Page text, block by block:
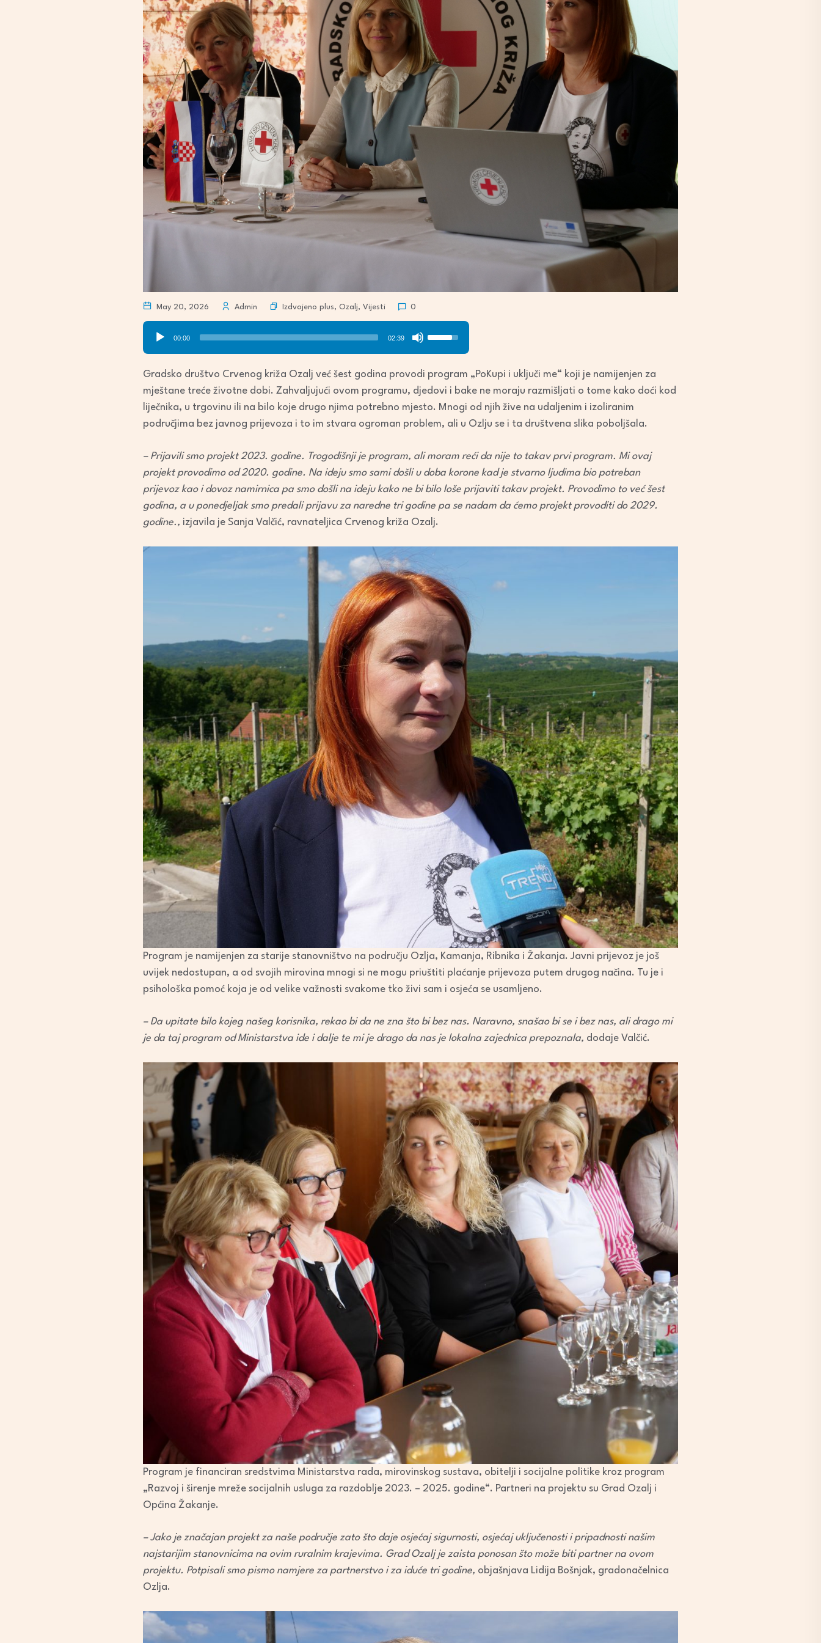
May 20, 2026 Admin Izdvojeno plus, Ozalj, Vijesti 0
Audio
Player
00:00 02:39
Use
Up/Down
keys
increase
volume.
Gradsko društvo Crvenog križa Ozalj već šest godina provodi program „PoKupi i uključi me“ koji je namijenjen za
mještane treće životne dobi. Zahvaljujući ovom programu, djedovi i bake ne moraju razmišljati o tome kako doći kod
liječnika, u trgovinu ili na bilo koje drugo njima potrebno mjesto. Mnogi od njih žive na udaljenim i izoliranim
područjima bez javnog prijevoza i to im stvara ogroman problem, ali u Ozlju se i ta društvena slika poboljšala.
– Prijavili smo projekt 2023. godine. Trogodišnji je program, ali moram reći da nije to takav prvi program. Mi ovaj
projekt provodimo od 2020. godine. Na ideju smo sami došli u doba korone kad je stvarno ljudima bio potreban
prijevoz kao i dovoz namirnica pa smo došli na ideju kako ne bi bilo loše prijaviti takav projekt. Provodimo to već šest
godina, a u ponedjeljak smo predali prijavu za naredne tri godine pa se nadam da ćemo projekt provoditi do 2029.
godine., izjavila je Sanja Valčić, ravnateljica Crvenog križa Ozalj.
Program je namijenjen za starije stanovništvo na području Ozlja, Kamanja, Ribnika i Žakanja. Javni prijevoz je još
uvijek nedostupan, a od svojih mirovina mnogi si ne mogu priuštiti plaćanje prijevoza putem drugog načina. Tu je i
psihološka pomoć koja je od velike važnosti svakome tko živi sam i osjeća se usamljeno.
– Da upitate bilo kojeg našeg korisnika, rekao bi da ne zna što bi bez nas. Naravno, snašao bi se i bez nas, ali drago mi
je da taj program od Ministarstva ide i dalje te mi je drago da nas je lokalna zajednica prepoznala, dodaje Valčić.
Program je financiran sredstvima Ministarstva rada, mirovinskog sustava, obitelji i socijalne politike kroz program
„Razvoj i širenje mreže socijalnih usluga za razdoblje 2023. – 2025. godine“. Partneri na projektu su Grad Ozalj i
Općina Žakanje.
– Jako je značajan projekt za naše područje zato što daje osjećaj sigurnosti, osjećaj uključenosti i pripadnosti našim
najstarijim stanovnicima na ovim ruralnim krajevima. Grad Ozalj je zaista ponosan što može biti partner na ovom
projektu. Potpisali smo pismo namjere za partnerstvo i za iduće tri godine, objašnjava Lidija Bošnjak, gradonačelnica
Ozlja.